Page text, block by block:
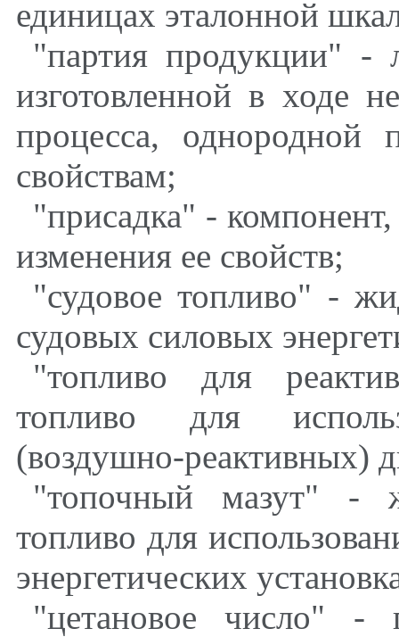
единицах эталонной
"партия продукции" -
изготовленной в ходе
процесса, однородной
свойствам;
"присадка" -
изменения ее свойств;
"судовое топливо" -
судовых силовых
"топливо для
топливо для
(воздушно-реактивных)
"топочный мазут" -
топливо для
энергетических
"цетановое число" -